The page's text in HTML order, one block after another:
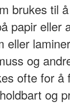
brukes til
papir eller
og
ofte for
og